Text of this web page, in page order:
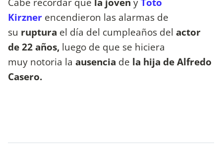
Kirzner encendieron las alarmas de
su ruptura el día del cumpleaños del actor
de 22 años, luego de que se hiciera
muy notoria la ausencia de la hija de Alfredo
Casero.